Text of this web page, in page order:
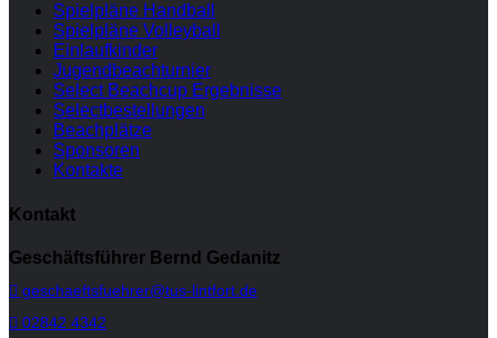
Spielpläne Handball
Spielpläne Volleyball
Einlaufkinder
Jugendbeachturnier
Select Beachcup Ergebnisse
Selectbestellungen
Beachplätze
Sponsoren
Kontakte
Kontakt
Geschäftsführer Bernd Gedanitz
geschaeftsfuehrer@tus-lintfort.de
02842 4342